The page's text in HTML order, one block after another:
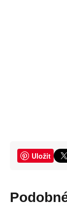
Uložit